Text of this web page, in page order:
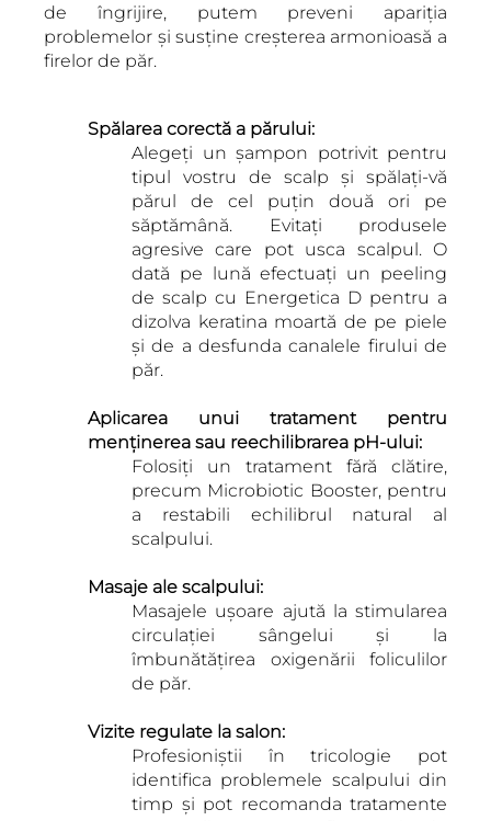
de îngrijire, putem preveni apariția
problemelor și susține creșterea armonioasă a
firelor de păr.
Spălarea corectă a părului:
Alegeți un șampon potrivit pentru
tipul vostru de scalp și spălați-vă
părul de cel puțin două ori pe
săptămână. Evitați produsele
agresive care pot usca scalpul. O
dată pe lună efectuați un peeling
de scalp cu Energetica D pentru a
dizolva keratina moartă de pe piele
și de a desfunda canalele firului de
păr.
Aplicarea unui tratament pentru
menținerea sau reechilibrarea pH-ului:
Folosiți un tratament fără clătire,
precum Microbiotic Booster, pentru
a restabili echilibrul natural al
scalpului.
Masaje ale scalpului:
Masajele ușoare ajută la stimularea
circulației sângelui și la
îmbunătățirea oxigenării foliculilor
de păr.
Vizite regulate la salon:
Profesioniștii în tricologie pot
identifica problemele scalpului din
timp și pot recomanda tratamente